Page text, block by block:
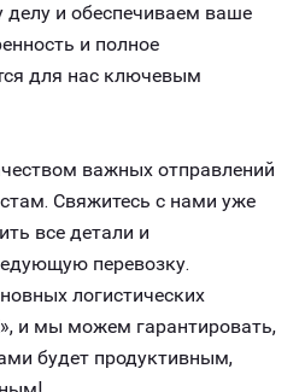
и обеспечиваем ваше
и полное
для нас ключевым
важных отправлений
Свяжитесь с нами уже
все детали и
перевозку.
логистических
и мы можем гарантировать,
будет продуктивным,